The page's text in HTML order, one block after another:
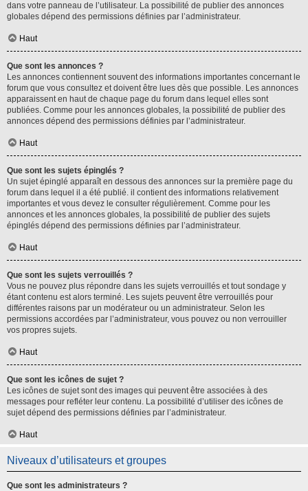
dans votre panneau de l’utilisateur. La possibilité de publier des annonces
globales dépend des permissions définies par l’administrateur.
Haut
Que sont les annonces ?
Les annonces contiennent souvent des informations importantes concernant le
forum que vous consultez et doivent être lues dès que possible. Les annonces
apparaissent en haut de chaque page du forum dans lequel elles sont
publiées. Comme pour les annonces globales, la possibilité de publier des
annonces dépend des permissions définies par l’administrateur.
Haut
Que sont les sujets épinglés ?
Un sujet épinglé apparaît en dessous des annonces sur la première page du
forum dans lequel il a été publié. il contient des informations relativement
importantes et vous devez le consulter régulièrement. Comme pour les
annonces et les annonces globales, la possibilité de publier des sujets
épinglés dépend des permissions définies par l’administrateur.
Haut
Que sont les sujets verrouillés ?
Vous ne pouvez plus répondre dans les sujets verrouillés et tout sondage y
étant contenu est alors terminé. Les sujets peuvent être verrouillés pour
différentes raisons par un modérateur ou un administrateur. Selon les
permissions accordées par l’administrateur, vous pouvez ou non verrouiller
vos propres sujets.
Haut
Que sont les icônes de sujet ?
Les icônes de sujet sont des images qui peuvent être associées à des
messages pour refléter leur contenu. La possibilité d’utiliser des icônes de
sujet dépend des permissions définies par l’administrateur.
Haut
Niveaux d’utilisateurs et groupes
Que sont les administrateurs ?